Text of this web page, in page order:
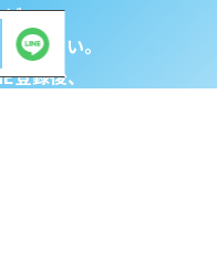
、
ださい。
登録後、